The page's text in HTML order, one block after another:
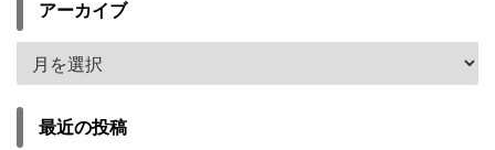
アーカイブ
最近の投稿